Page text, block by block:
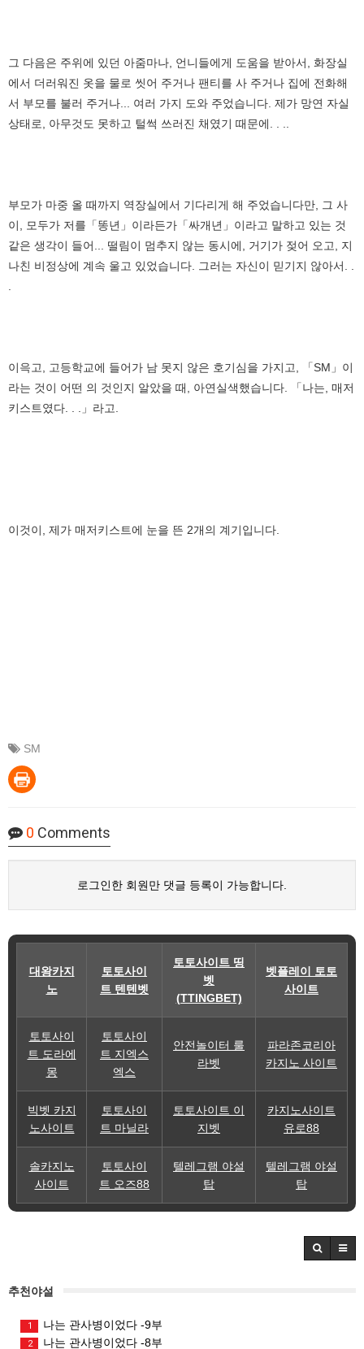
그 다음은 주위에 있던 아줌마나, 언니들에게 도움을 받아서, 화장실
에서 더러워진 옷을 물로 씻어 주거나 팬티를 사 주거나 집에 전화해
서 부모를 불러 주거나... 여러 가지 도와 주었습니다. 제가 망연 자실
상태로, 아무것도 못하고 털썩 쓰러진 채였기 때문에. . ..
부모가 마중 올 때까지 역장실에서 기다리게 해 주었습니다만, 그 사
이, 모두가 저를「똥년」이라든가「싸개년」이라고 말하고 있는 것
같은 생각이 들어... 떨림이 멈추지 않는 동시에, 거기가 젖어 오고, 지
나친 비정상에 계속 울고 있었습니다. 그러는 자신이 믿기지 않아서. .
이윽고, 고등학교에 들어가 남 못지 않은 호기심을 가지고, 「SM」이
라는 것이 어떤 의 것인지 알았을 때, 아연실색했습니다. 「나는, 매저
키스트였다. . .」라고.
이것이, 제가 매저키스트에 눈을 뜬 2개의 계기입니다.
SM
0 Comments
로그인한 회원만 댓글 등록이 가능합니다.
대왕카지
노
토토사이
트 텐텐벳
토토사이트 띵
벳
(TTINGBET)
벳플레이 토토
사이트
토토사이
트 도라에
몽
토토사이
트 지엑스
엑스
안전놀이터 룰
라벳
파라존코리아
카지노 사이트
빅벳 카지
노사이트
토토사이
트 마닐라
토토사이트 이
지벳
카지노사이트
유로88
솔카지노
사이트
토토사이
트 오즈88
텔레그램 야설
탑
텔레그램 야설
탑
추천야설
1 나는 관사병이었다 -9부
2 나는 관사병이었다 -8부